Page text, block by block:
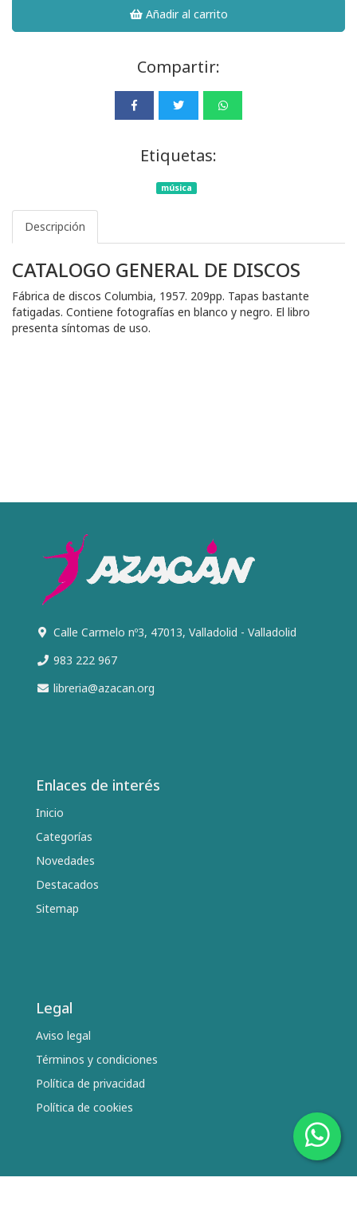
Añadir al carrito
Compartir:
Etiquetas:
música
Descripción
CATALOGO GENERAL DE DISCOS
Fábrica de discos Columbia, 1957. 209pp. Tapas bastante
fatigadas. Contiene fotografías en blanco y negro. El libro
presenta síntomas de uso.
Calle Carmelo nº3, 47013, Valladolid - Valladolid
983 222 967
libreria@azacan.org
Enlaces de interés
Inicio
Categorías
Novedades
Destacados
Sitemap
Legal
Aviso legal
Términos y condiciones
Política de privacidad
Política de cookies